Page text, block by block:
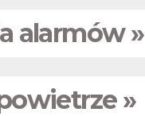
alarmów »
»